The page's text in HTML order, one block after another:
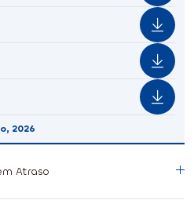
2026
Atraso